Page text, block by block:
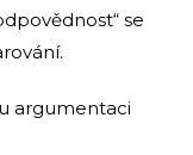
se
argumentaci